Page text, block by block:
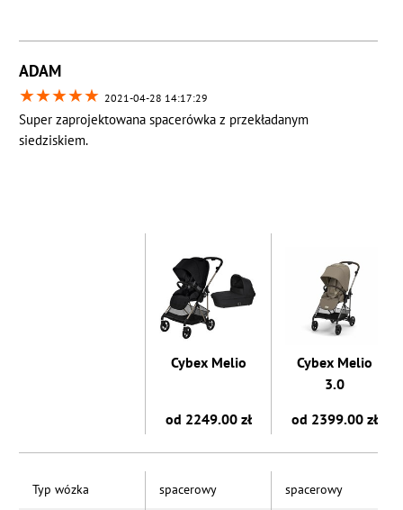
ADAM
★★★★★ 2021-04-28 14:17:29
Super zaprojektowana spacerówka z przekładanym
siedziskiem.
Cybex Melio
Cybex Melio
3.0
od 2249.00 zł
od 2399.00 zł
Typ wózka spacerowy spacerowy